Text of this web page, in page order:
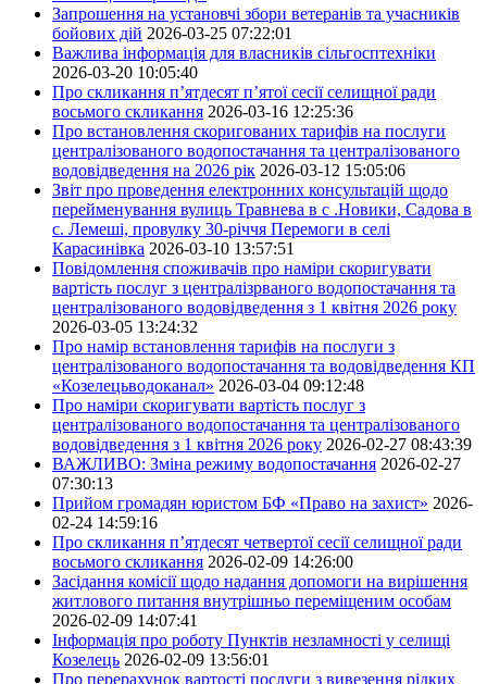
Запрошення на установчі збори ветеранів та учасників
бойових дій 2026-03-25 07:22:01
Важлива інформація для власників сільгосптехніки
2026-03-20 10:05:40
Про скликання п’ятдесят п’ятої сесії селищної ради
восьмого скликання 2026-03-16 12:25:36
Про встановлення скоригованих тарифів на послуги
централізованого водопостачання та централізованого
водовідведення на 2026 рік 2026-03-12 15:05:06
Звіт про проведення електронних консультацій щодо
перейменування вулиць Травнева в с .Новики, Садова в
с. Лемеші, провулку 30-річчя Перемоги в селі
Карасинівка 2026-03-10 13:57:51
Повідомлення споживачів про наміри скоригувати
вартість послуг з централізрваного водопостачання та
централізованого водовідведення з 1 квітня 2026 року
2026-03-05 13:24:32
Про намір встановлення тарифів на послуги з
централізованого водопостачання та водовідведення КП
«Козелецьводоканал» 2026-03-04 09:12:48
Про наміри скоригувати вартість послуг з
централізованого водопостачання та централізованого
водовідведення з 1 квітня 2026 року 2026-02-27 08:43:39
ВАЖЛИВО: Зміна режиму водопостачання 2026-02-27
07:30:13
Прийом громадян юристом БФ «Право на захист» 2026-
02-24 14:59:16
Про скликання п’ятдесят четвертої сесії селищної ради
восьмого скликання 2026-02-09 14:26:00
Засідання комісії щодо надання допомоги на вирішення
житлового питання внутрішньо переміщеним особам
2026-02-09 14:07:41
Інформація про роботу Пунктів незламності у селищі
Козелець 2026-02-09 13:56:01
Про перерахунок вартості послуги з вивезення рідких